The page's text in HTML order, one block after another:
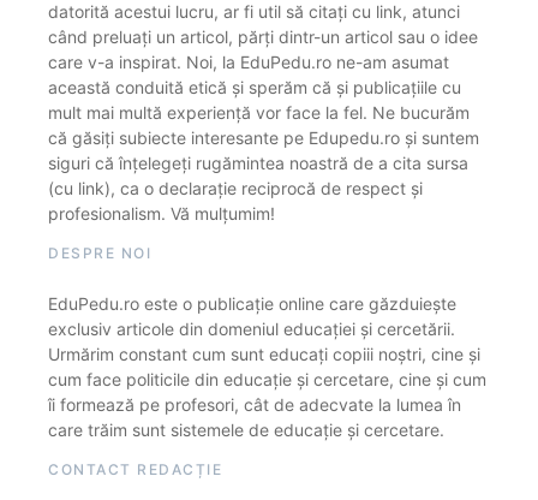
datorită acestui lucru, ar fi util să citați cu link, atunci
când preluați un articol, părți dintr-un articol sau o idee
care v-a inspirat. Noi, la EduPedu.ro ne-am asumat
această conduită etică și sperăm că și publicațiile cu
mult mai multă experiență vor face la fel. Ne bucurăm
că găsiți subiecte interesante pe Edupedu.ro și suntem
siguri că înțelegeți rugămintea noastră de a cita sursa
(cu link), ca o declarație reciprocă de respect și
profesionalism. Vă mulțumim!
DESPRE NOI
EduPedu.ro este o publicație online care găzduiește
exclusiv articole din domeniul educației și cercetării.
Urmărim constant cum sunt educați copiii noștri, cine și
cum face politicile din educație și cercetare, cine și cum
îi formează pe profesori, cât de adecvate la lumea în
care trăim sunt sistemele de educație și cercetare.
CONTACT REDACȚIE